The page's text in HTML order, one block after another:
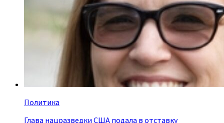
Политика
Глава нацразведки США подала в отставку